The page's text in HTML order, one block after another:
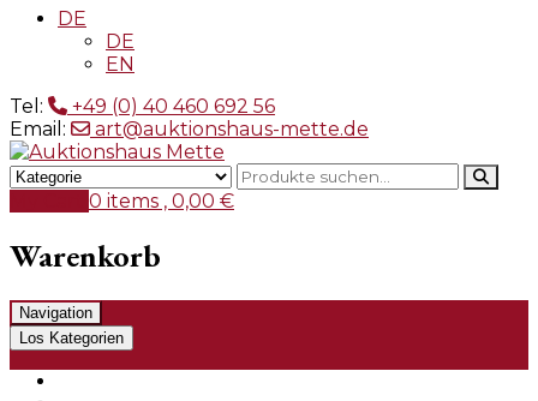
DE
DE
EN
Tel:
+49 (0) 40 460 692 56
Email:
art@auktionshaus-mette.de
0 items , 0,00 €
Warenkorb
Navigation
Los Kategorien